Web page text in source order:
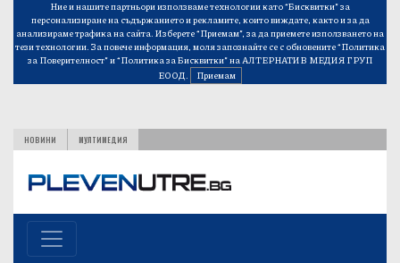
Ние и нашите партньори използваме технологии като “Бисквитки” за
персонализиране на съдържанието и рекламите, които виждате, както и за да
анализираме трафика на сайта. Изберете “Приемам”, за да приемете използването на
тези технологии. За повече информация, моля запознайте се с обновените“Политика
за Поверителност”и“Политика за Бисквитки”на АЛТЕРНАТИВ МЕДИЯ ГРУП
ЕООД.
Приемам
НОВИНИ МУЛТИМЕДИЯ